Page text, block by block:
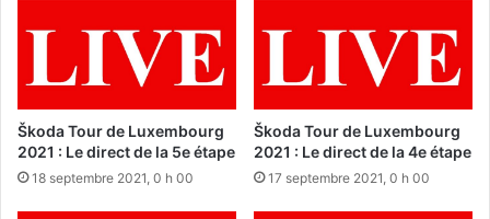
Škoda Tour de Luxembourg
2021 : Le direct de la 5e étape
18 septembre 2021, 0 h 00
Škoda Tour de Luxembourg
2021 : Le direct de la 4e étape
17 septembre 2021, 0 h 00